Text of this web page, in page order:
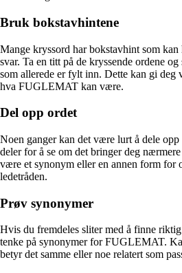
Bruk bokstavhintene
Mange kryssord har bokstavhint som
svar. Ta en titt på de kryssende ordene
som allerede er fylt inn. Dette kan gi
hva FUGLEMAT kan være.
Del opp ordet
Noen ganger kan det være lurt å dele
deler for å se om det bringer deg
være et synonym eller en annen form for
ledetråden.
Prøv synonymer
Hvis du fremdeles sliter med å finne
tenke på synonymer for FUGLEMAT.
betyr det samme eller noe relatert som